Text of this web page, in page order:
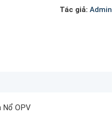
Tác giả: Admin
Nổ OPV